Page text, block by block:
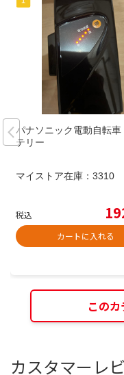
パナソニック電動自転
テリー
マイストア在庫： 3310
税込
カートに入れる
この
カスタマーレ